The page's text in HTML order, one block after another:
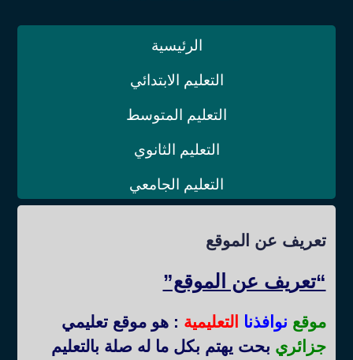
الرئيسية
التعليم الابتدائي
التعليم المتوسط
التعليم الثانوي
التعليم الجامعي
تعريف عن الموقع
“تعريف عن الموقع”
موقع نوافذنا التعليمية : هو موقع تعليمي
جزائري بحت يهتم بكل ما له صلة بالتعليم